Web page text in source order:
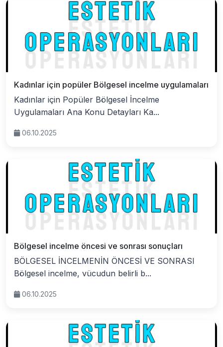
Kadınlar için popüler Bölgesel incelme uygulamaları
Kadınlar için Popüler Bölgesel İncelme
Uygulamaları Ana Konu Detayları Ka...
06.10.2025
Bölgesel incelme öncesi ve sonrası sonuçları
BÖLGESEL İNCELMENİN ÖNCESİ VE SONRASI
Bölgesel incelme, vücudun belirli b...
06.10.2025